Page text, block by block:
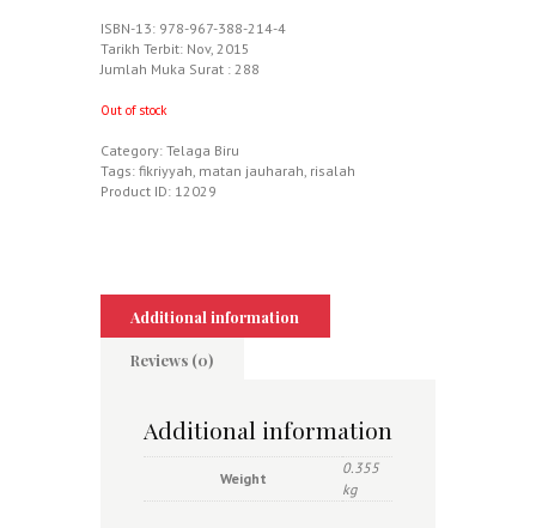
ISBN-13: 978-967-388-214-4
Tarikh Terbit: Nov, 2015
Jumlah Muka Surat : 288
Out of stock
Category: Telaga Biru
Tags: fikriyyah, matan jauharah, risalah
Product ID: 12029
Additional information
Reviews (0)
Additional information
Weight
0.355
kg